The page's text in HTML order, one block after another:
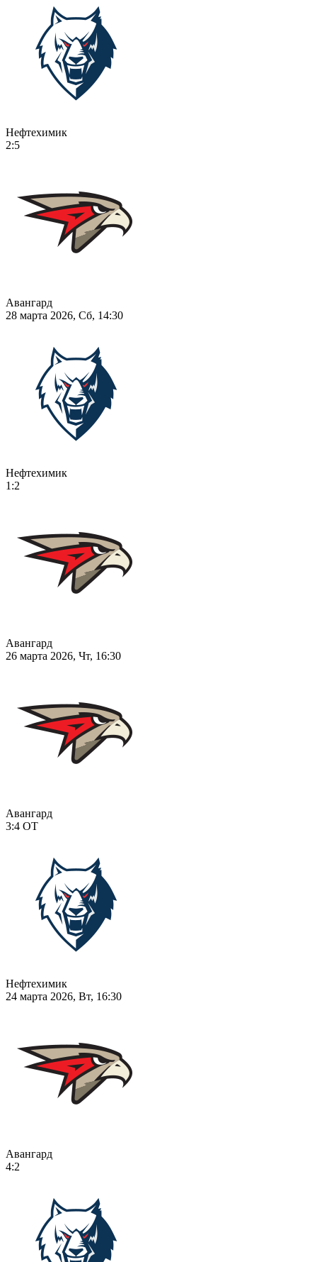
Нефтехимик
2:5
Авангард
28 марта 2026, Сб, 14:30
Нефтехимик
1:2
Авангард
26 марта 2026, Чт, 16:30
Авангард
3:4 ОТ
Нефтехимик
24 марта 2026, Вт, 16:30
Авангард
4:2